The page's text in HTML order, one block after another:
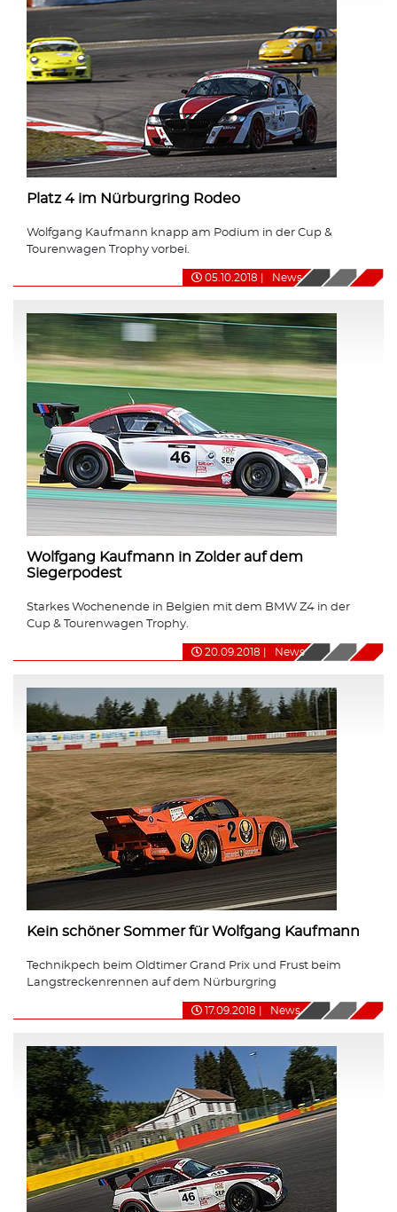
Platz 4 im Nürburgring Rodeo
Wolfgang Kaufmann knapp am Podium in der Cup &
Tourenwagen Trophy vorbei.
05.10.2018 News
Wolfgang Kaufmann in Zolder auf dem
Siegerpodest
Starkes Wochenende in Belgien mit dem BMW Z4 in der
Cup & Tourenwagen Trophy.
20.09.2018 News
Kein schöner Sommer für Wolfgang Kaufmann
Technikpech beim Oldtimer Grand Prix und Frust beim
Langstreckenrennen auf dem Nürburgring
17.09.2018 News